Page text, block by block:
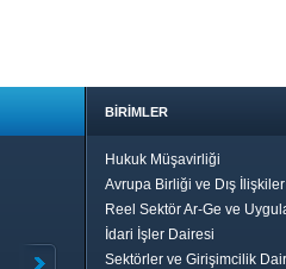
BİRİMLER
Hukuk Müşavirliği
Avrupa Birliği ve Dış
Reel Sektör Ar-Ge ve
İdari İşler Dairesi
Sektörler ve Girişimcilik